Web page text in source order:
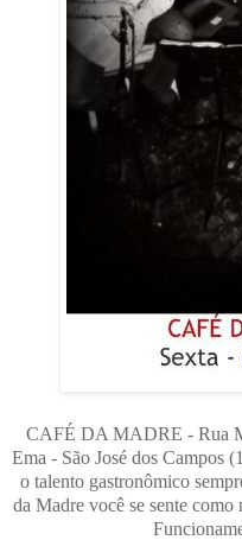
CAFÉ DA MADRE - Rua
Ema - São José dos Campos
o talento gastronômico
da Madre você se sente